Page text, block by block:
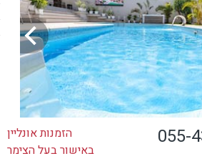
הזמנות אונליין
באישור בעל הצימר
055-